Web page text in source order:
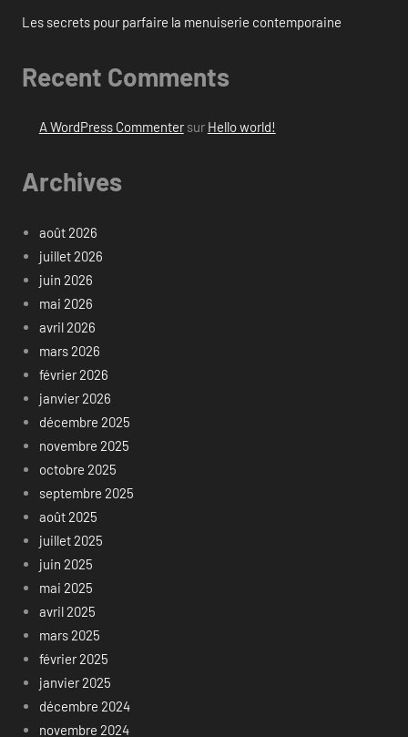
Les secrets pour parfaire la menuiserie contemporaine
Recent Comments
A WordPress Commentersur Hello world!
Archives
août 2026
juillet 2026
juin 2026
mai 2026
avril 2026
mars 2026
février 2026
janvier 2026
décembre 2025
novembre 2025
octobre 2025
septembre 2025
août 2025
juillet 2025
juin 2025
mai 2025
avril 2025
mars 2025
février 2025
janvier 2025
décembre 2024
novembre 2024